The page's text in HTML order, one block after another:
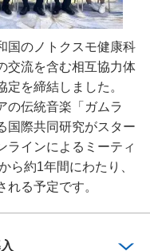
国のノトクスモ健康科
交流を含む相互協力体
を締結しました。
の伝統音楽「ガムラ
国際共同研究がスター
ラインによるミーティ
ら約1年間にわたり、
る予定です。